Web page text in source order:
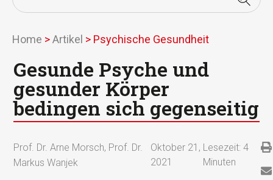
Home >Artikel > Psychische Gesundheit
Gesunde Psyche und
gesunder Körper
bedingen sich gegenseitig
Prof. Dr. Arne Morsch, Prof. Dr.
Markus Wanjek
Oktober 21,
2021
Lesezeit: 4
Minuten